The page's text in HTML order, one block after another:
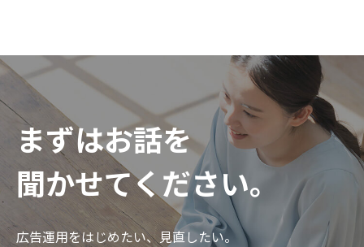
まずはお話を
聞かせてください。
広告運用をはじめたい、見直したい。